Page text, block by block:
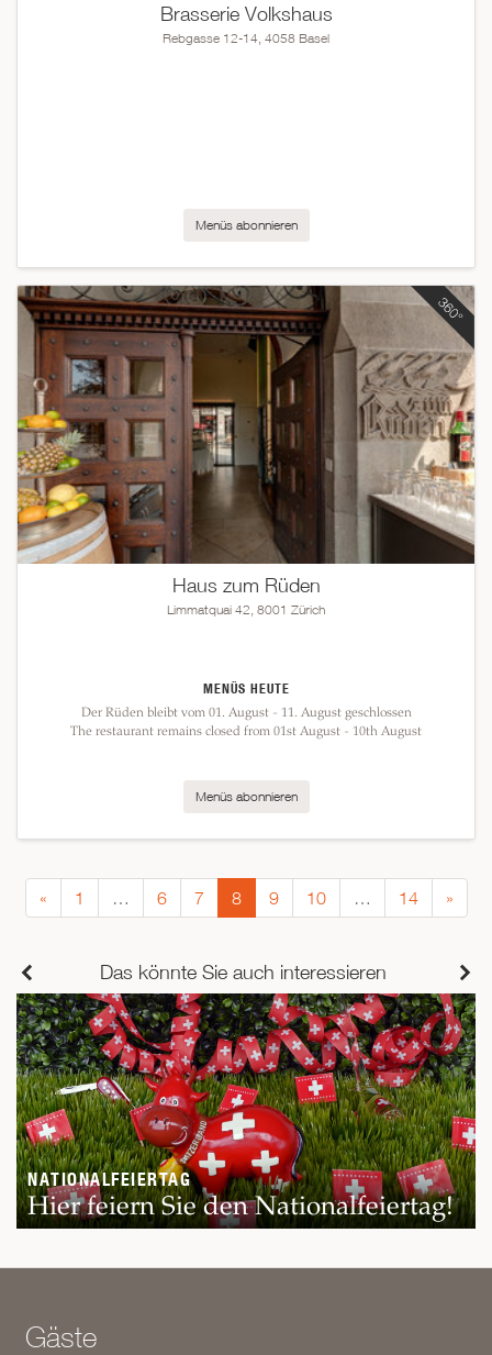
Brasserie Volkshaus
Rebgasse 12-14, 4058 Basel
Menüs abonnieren
Haus zum Rüden
Limmatquai 42, 8001 Zürich
MENÜS HEUTE
Der Rüden bleibt vom 01. August - 11. August geschlossen
The restaurant remains closed from 01st August - 10th August
Menüs abonnieren
« 1 … 6 7 8 9 10 … 14 »
Das könnte Sie auch interessieren
NATIONALFEIERTAG
Hier feiern Sie den Nationalfeiertag!
Gäste